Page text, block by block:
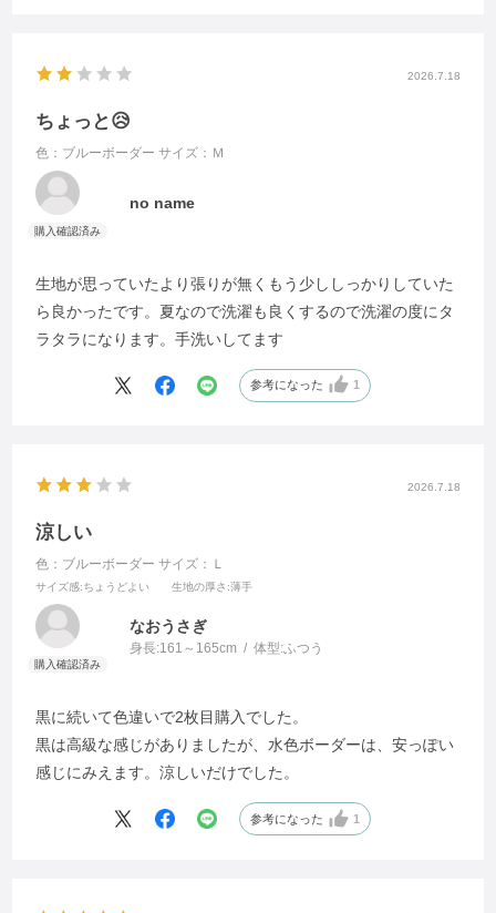
2026.7.18
ちょっと😥
色：ブルーボーダー サイズ：Ｍ
no name
生地が思っていたより張りが無くもう少ししっかりしていた
ら良かったです。夏なので洗濯も良くするので洗濯の度にタ
ラタラになります。手洗いしてます
参考になった 1
2026.7.18
涼しい
色：ブルーボーダー サイズ：Ｌ
サイズ感:ちょうどよい 生地の厚さ :薄手
なおうさぎ
身長:161～165cm 体型:ふつう
黒に続いて色違いで2枚目購入でした。
黒は高級な感じがありましたが、水色ボーダーは、安っぽい
感じにみえます。涼しいだけでした。
参考になった 1